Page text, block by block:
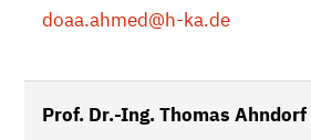
doaa.ahmed@h-ka.de
Prof. Dr.-Ing. Thomas Ahndorf